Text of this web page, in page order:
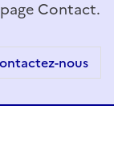
Contact.
nous